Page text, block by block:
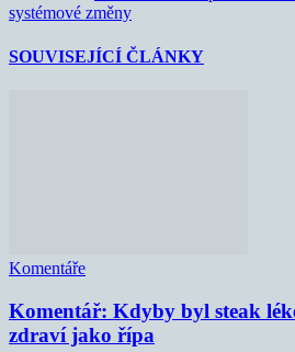
systémové změny
SOUVISEJÍCÍ ČLÁNKY
Komentáře
Komentář: Kdyby byl steak
zdraví jako řípa